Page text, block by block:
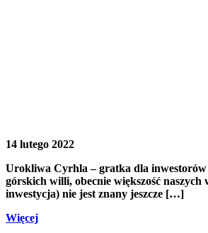
14 lutego 2022
Urokliwa Cyrhla – gratka dla
górskich willi, obecnie większość
inwestycja) nie jest znany jeszcze […]
Więcej